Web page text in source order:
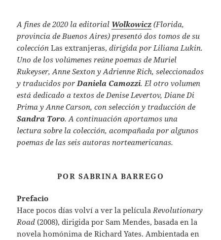
A fines de 2020 la editorial Wolkowicz (Florida,
provincia de Buenos Aires) presentó dos tomos de su
colecciónLas extranjeras, dirigida por Liliana Lukin.
Uno de los volúmenes reúne poemas de Muriel
Rukeyser, Anne Sexton y Adrienne Rich, seleccionados
y traducidos porDaniela Camozzi. El otro volumen
está dedicado a textos de Denise Levertov, Diane Di
Prima y Anne Carson, con selección y traducción de
Sandra Toro. A continuación aportamos una
lectura sobre la colección, acompañada por algunos
poemas de las seis autoras norteamericanas.
POR SABRINA BARREGO
Prefacio
Hace pocos días volví a ver la películaRevolutionary
Road(2008), dirigida por Sam Mendes, basada en la
novela homónima de Richard Yates. Ambientada en